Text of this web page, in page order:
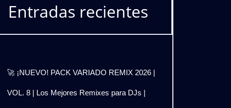
Entradas recientes
🚀 ¡NUEVO! PACK VARIADO REMIX 2026 |
VOL. 8 | Los Mejores Remixes para DJs |